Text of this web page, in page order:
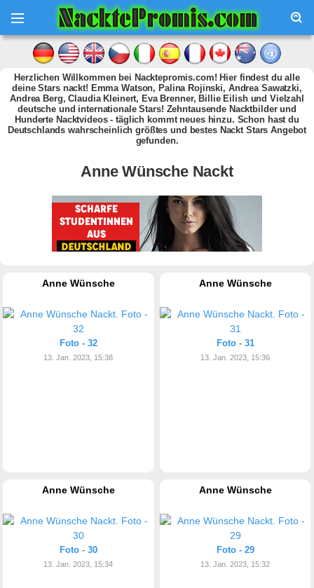
Herzlichen Willkommen bei Nacktepromis.com! Hier findest du alle
deine Stars nackt! Emma Watson, Palina Rojinski, Andrea Sawatzki,
Andrea Berg, Claudia Kleinert, Eva Brenner, Billie Eilish und Vielzahl
deutsche und internationale Stars! Zehntausende Nacktbilder und
Hunderte Nacktvideos - täglich kommt neues hinzu. Schon hast du
Deutschlands wahrscheinlich größtes und bestes Nackt Stars Angebot
gefunden.
Anne Wünsche Nackt
Anne Wünsche
Foto - 32
13. Jan. 2023, 15:38
Anne Wünsche
Foto - 31
13. Jan. 2023, 15:36
Anne Wünsche
Foto - 30
13. Jan. 2023, 15:34
Anne Wünsche
Foto - 29
13. Jan. 2023, 15:32